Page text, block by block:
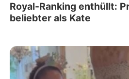
Royal-Ranking enthüllt:
beliebter als Kate